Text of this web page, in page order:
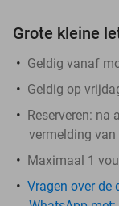
Grote kleine
Geldig vanaf
Geldig op
Reserveren: na
vermelding
Maximaal 1
Vragen over de